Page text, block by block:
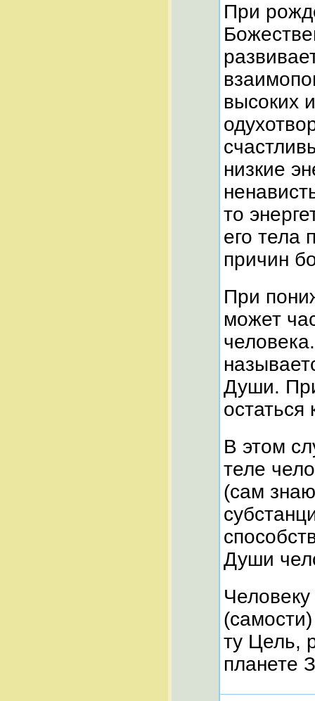
При
высоких
низкие
то
его тела
причин
При
может
Души.
В этом
теле
(сам
Души
ту Цель,
планете